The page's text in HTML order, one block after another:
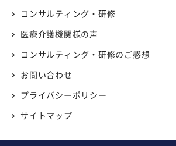
コンサルティング・研修
医療介護機関様の声
コンサルティング・研修のご感想
お問い合わせ
プライバシーポリシー
サイトマップ